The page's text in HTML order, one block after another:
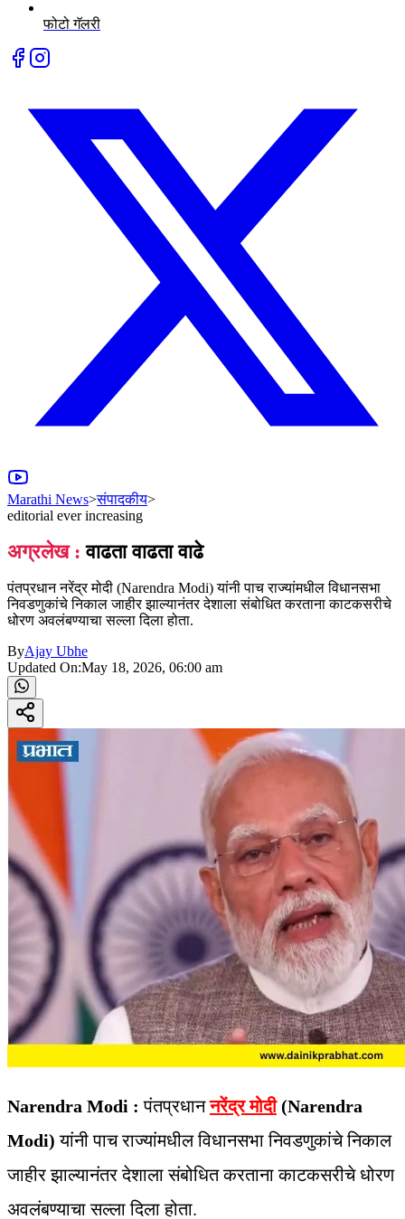
फोटो गॅलरी
Marathi News>संपादकीय>
editorial ever increasing
अग्रलेख : वाढता वाढता वाढे
पंतप्रधान नरेंद्र मोदी (Narendra Modi) यांनी पाच राज्यांमधील विधानसभा
निवडणुकांचे निकाल जाहीर झाल्यानंतर देशाला संबोधित करताना काटकसरीचे
धोरण अवलंबण्याचा सल्ला दिला होता.
ByAjay Ubhe
Updated On:May 18, 2026, 06:00 am
Narendra Modi : पंतप्रधाननरेंद्र मोदी (Narendra
Modi) यांनी पाच राज्यांमधील विधानसभा निवडणुकांचे निकाल
जाहीर झाल्यानंतर देशाला संबोधित करताना काटकसरीचे धोरण
अवलंबण्याचा सल्ला दिला होता.